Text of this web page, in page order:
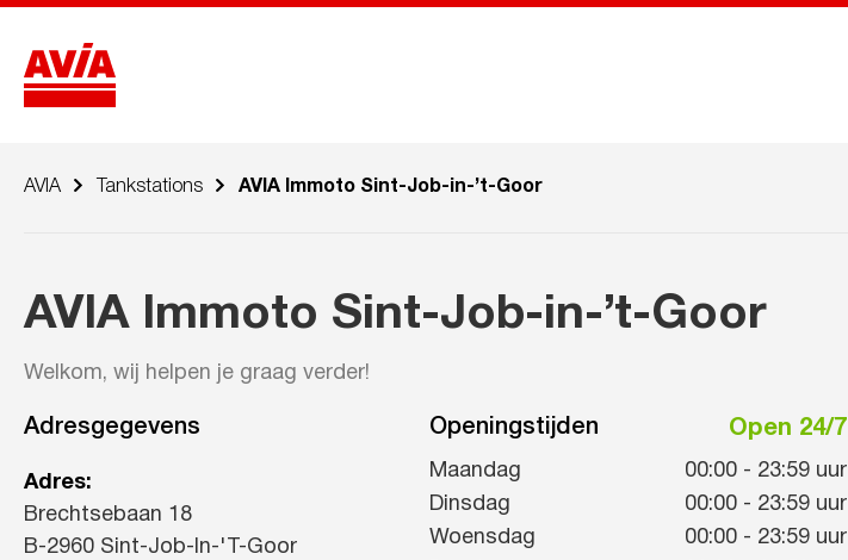
AVIA Tankstations AVIA Immoto Sint-Job-in-’t-Goor
AVIA Immoto Sint-Job-in-’t-Goor
Welkom, wij helpen je graag verder!
Adresgegevens
Adres:
Brechtsebaan 18
B-2960 Sint-Job-In-'T-Goor
Openingstijden Open 24/7
Maandag 00:00 - 23:59 uur
Dinsdag
00:00 - 23:59 uur
Woensdag
00:00 - 23:59 uur